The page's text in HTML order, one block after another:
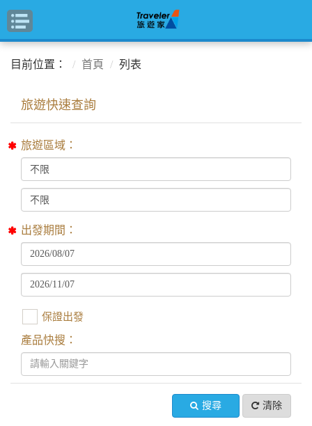
目前位置： 首頁 列表
旅遊區域：
出發期間：
保證出發
產品快搜：
搜尋 清除